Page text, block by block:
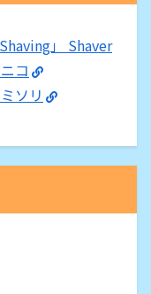
」 Shaver
コ
ソリ